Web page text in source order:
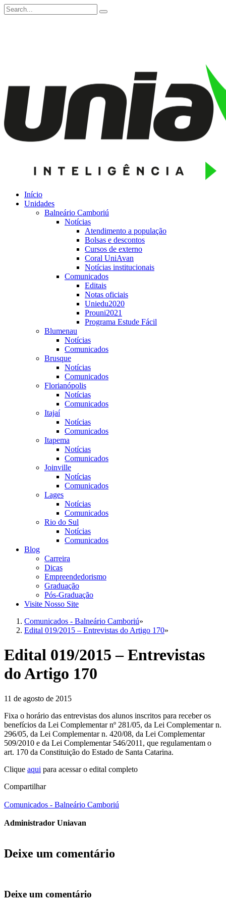
Início
Unidades
Balneário Camboriú
Notícias
Atendimento a população
Bolsas e descontos
Cursos de externo
Coral UniAvan
Notícias institucionais
Comunicados
Editais
Notas oficiais
Uniedu2020
Prouni2021
Programa Estude Fácil
Blumenau
Notícias
Comunicados
Brusque
Notícias
Comunicados
Florianópolis
Notícias
Comunicados
Itajaí
Notícias
Comunicados
Itapema
Notícias
Comunicados
Joinville
Notícias
Comunicados
Lages
Notícias
Comunicados
Rio do Sul
Notícias
Comunicados
Blog
Carreira
Dicas
Empreendedorismo
Graduação
Pós-Graduação
Visite Nosso Site
Comunicados - Balneário Camboriú»
Edital 019/2015 – Entrevistas do Artigo 170»
Edital 019/2015 – Entrevistas
do Artigo 170
11 de agosto de 2015
Fixa o horário das entrevistas dos alunos inscritos para receber os
benefícios da Lei Complementar nº 281/05, da Lei Complementar n.
296/05, da Lei Complementar n. 420/08, da Lei Complementar
509/2010 e da Lei Complementar 546/2011, que regulamentam o
art. 170 da Constituição do Estado de Santa Catarina.
Clique aqui para acessar o edital completo
Compartilhar
Comunicados - Balneário Camboriú
Administrador Uniavan
Deixe um comentário
Deixe um comentário